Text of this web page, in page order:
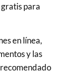
para
en línea,
y las